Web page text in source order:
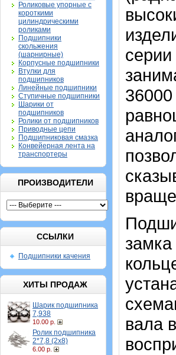
Роликовые упорные с
короткими
цилиндрическими
роликами
Подшипники
скольжения
(шарнирные)
Корпусные подшипники
Втулки для
подшипников
Линейные подшипники
Ступичные подшипники
Шарики от
подшипников
Ролики от подшипников
Приводные цепи
Подшипниковая смазка
Конвейерная лента на
транспортеры
ПРОИЗВОДИТЕЛИ
ССЫЛКИ
Подшипники качения
ХИТЫ ПРОДАЖ
Шарик подшипника
7,938
10.00 р.
Ролик подшипника
2*7,8 (2х8)
6.00 р.
вала